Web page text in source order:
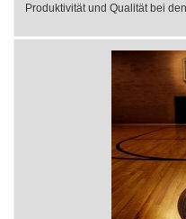
Produktivität und Qualität bei